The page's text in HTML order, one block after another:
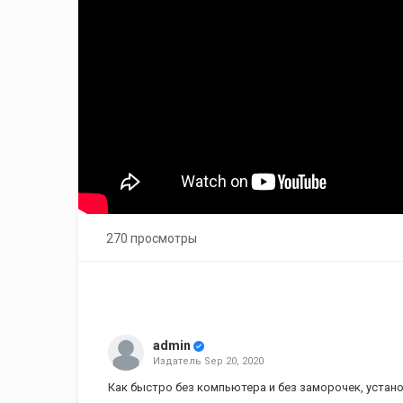
270 просмотры
admin
Издатель Sep 20, 2020
Как быстро без компьютера и без заморочек,